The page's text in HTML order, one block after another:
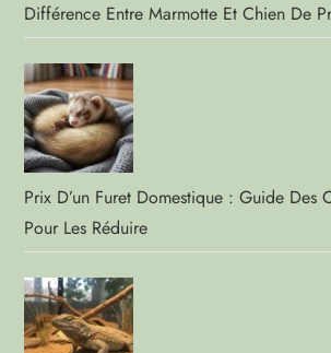
Différence Entre Marmotte Et Chien De
Prix D’un Furet Domestique : Guide Des
Pour Les Réduire